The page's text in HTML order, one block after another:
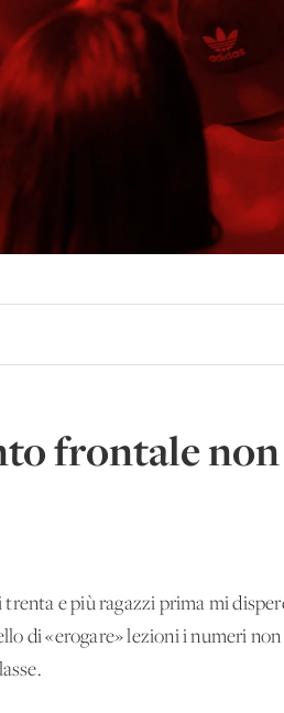
frontale
trenta e più ragazzi prima mi
di «erogare» lezioni i numeri